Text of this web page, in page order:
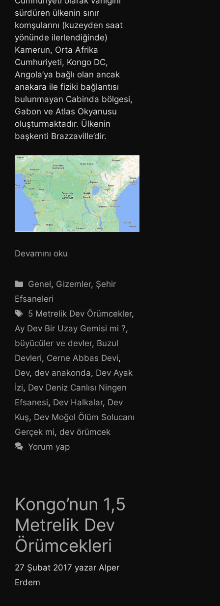
sürdüren ülkenin sınır
komşularını (kuzeyden saat
yönünde ilerlendiğinde)
Kamerun, Orta Afrika
Cumhuriyeti, Kongo DC,
Angola’ya bağlı olan ancak
anakara ile fiziki bağlantısı
bulunmayan Cabinda bölgesi,
Gabon ve Atlas Okyanusu
oluşturmaktadır. Ülkenin
başkenti Brazzaville’dir.
Devamını oku
Kategoriler
Genel, Gizemler, Şehir
Efsaneleri
Etiketler
5 Metrelik Dev Örümcekler,
Ay Dev Bir Uzay Gemisi mi ?,
büyücüler ve devler, Buzul
Devleri, Cerne Abbas Devi,
Dev, dev anakonda, Dev Ayak
İzi, Dev Deniz Canlısı Ningen
Efsanesi, Dev Halkalar, Dev
Kuş, Dev Moğol Ölüm Solucanı
Gerçek mi, dev örümcek
Yorum yap
Kongo’nun 1,5
Metrelik Dev
Örümcekleri
27 Şubat 2017 yazar Alper
Erdem